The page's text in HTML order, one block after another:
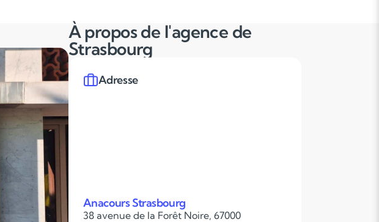
À propos de l'agence de
Strasbourg
Adresse
Anacours Strasbourg
38 avenue de la Forêt Noire, 67000